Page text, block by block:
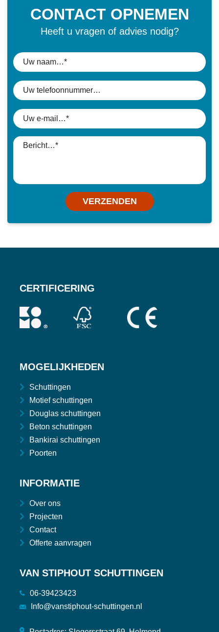
CONTACT OPNEMEN
Heeft u vragen of advies nodig?
VERZENDEN
CERTIFICERING
MOGELIJKHEDEN
Schuttingen
Motief schuttingen
Douglas schuttingen
Beton schuttingen
Bankirai schuttingen
Poorten
INFORMATIE
Over ons
Projecten
Contact
Offerte aanvragen
VAN STIPHOUT SCHUTTINGEN
06-39423423
Info@vanstiphout-schuttingen.nl